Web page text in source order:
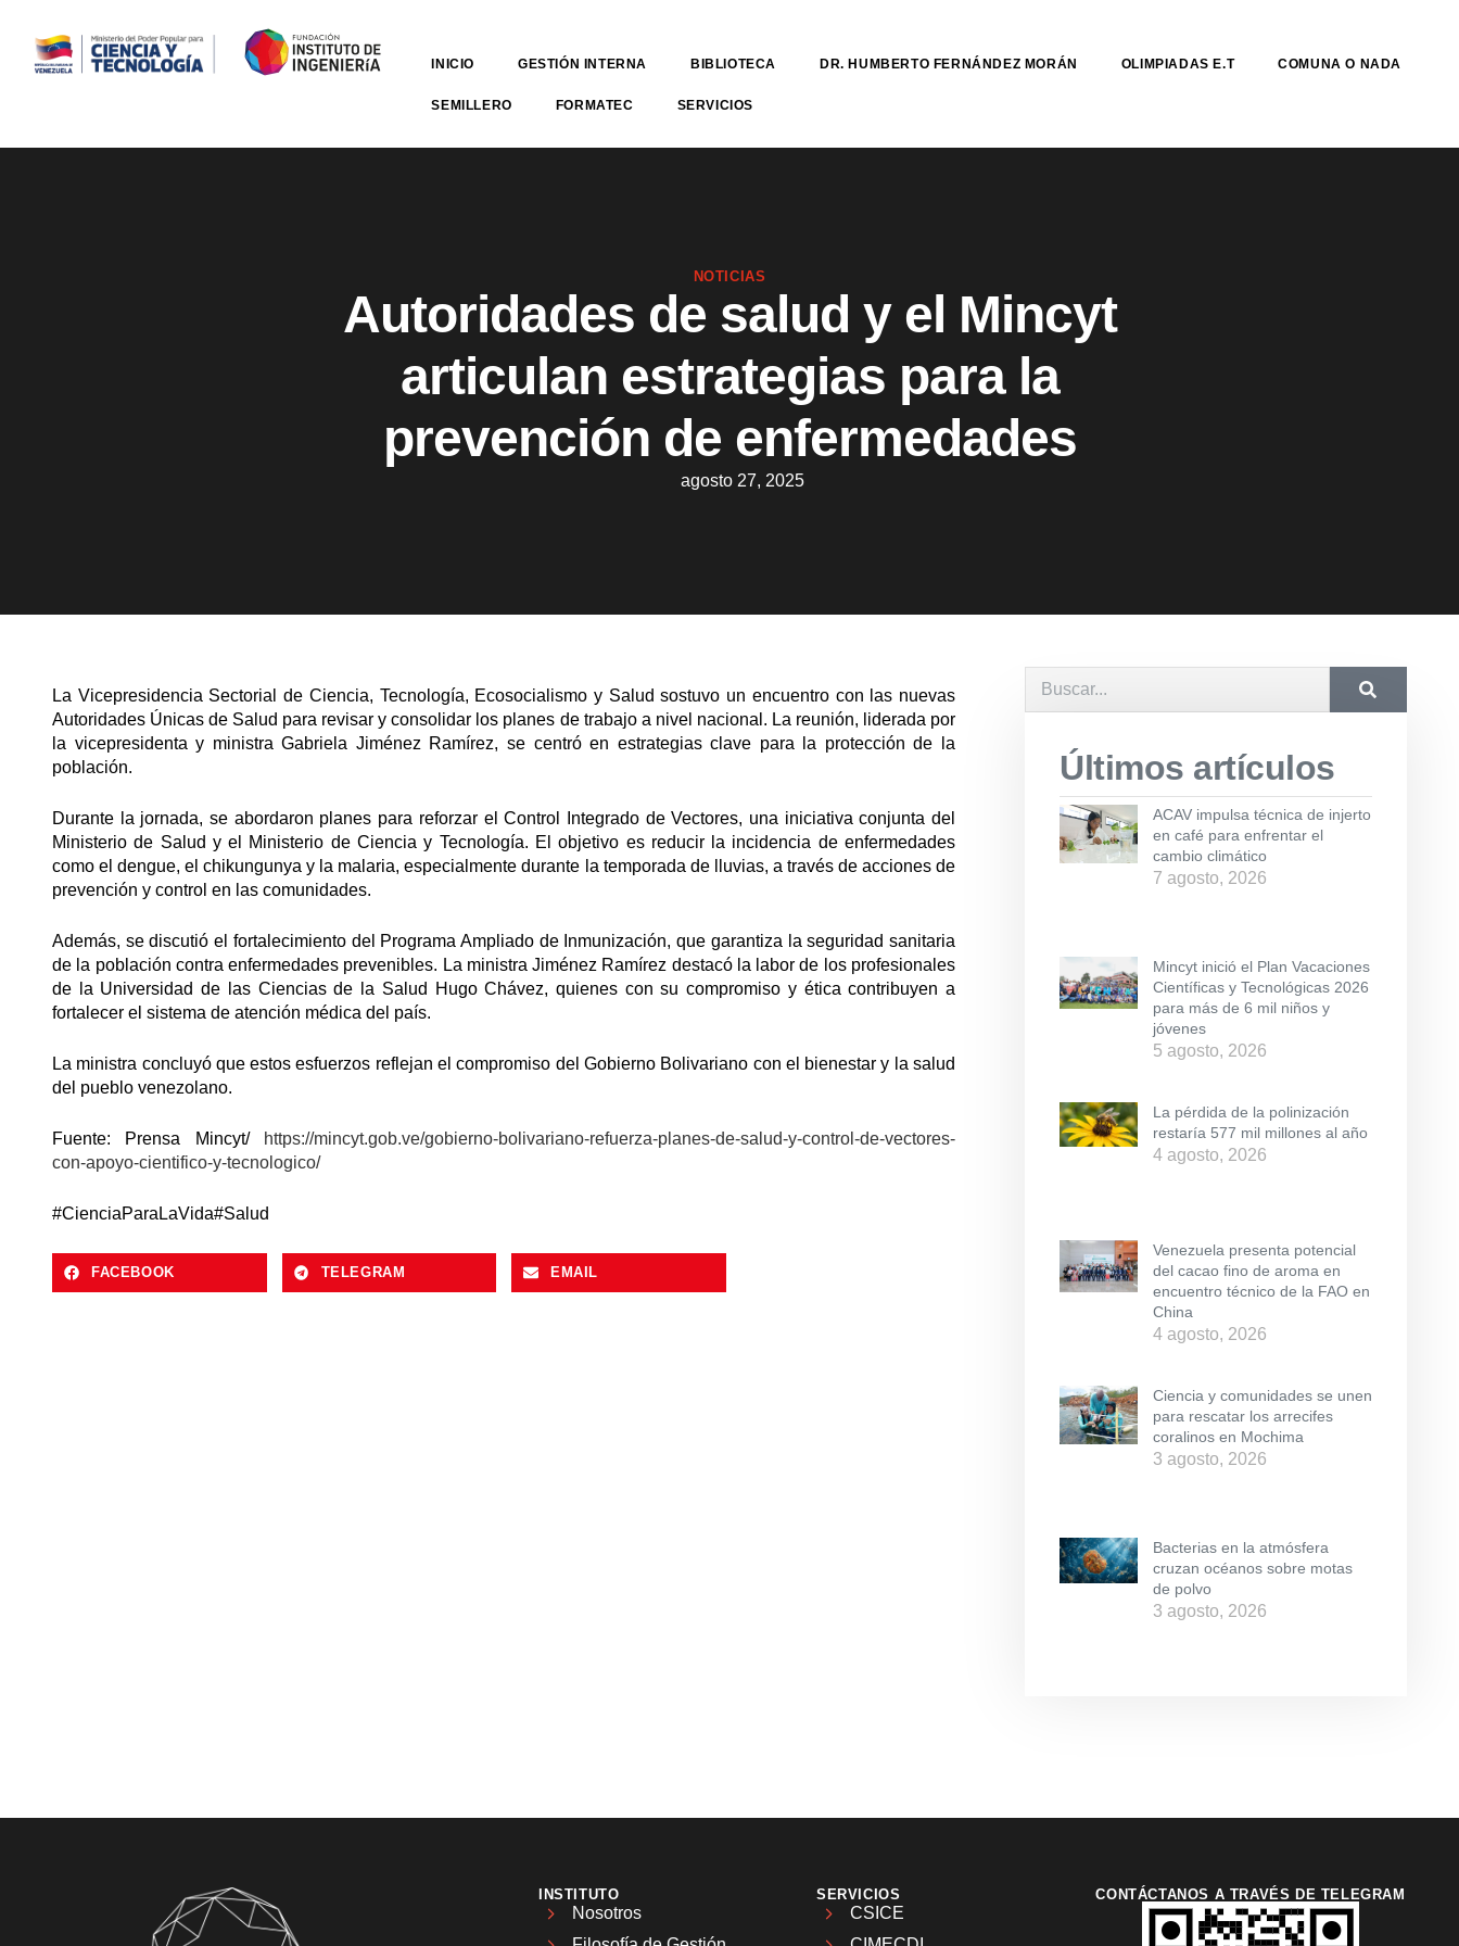
INICIO GESTIÓN INTERNA BIBLIOTECA DR. HUMBERTO FERNÁNDEZ MORÁN OLIMPIADAS E.T COMUNA O NADA
SEMILLERO FORMATEC SERVICIOS
NOTICIAS
Autoridades de salud y el Mincyt
articulan estrategias para la
prevención de enfermedades
agosto 27, 2025
La Vicepresidencia Sectorial de Ciencia, Tecnología, Ecosocialismo y Salud sostuvo un encuentro con las nuevas
Autoridades Únicas de Salud para revisar y consolidar los planes de trabajo a nivel nacional. La reunión, liderada por
la vicepresidenta y ministra Gabriela Jiménez Ramírez, se centró en estrategias clave para la protección de la
población.
Durante la jornada, se abordaron planes para reforzar el Control Integrado de Vectores, una iniciativa conjunta del
Ministerio de Salud y el Ministerio de Ciencia y Tecnología. El objetivo es reducir la incidencia de enfermedades
como el dengue, el chikungunya y la malaria, especialmente durante la temporada de lluvias, a través de acciones de
prevención y control en las comunidades.
Además, se discutió el fortalecimiento del Programa Ampliado de Inmunización, que garantiza la seguridad sanitaria
de la población contra enfermedades prevenibles. La ministra Jiménez Ramírez destacó la labor de los profesionales
de la Universidad de las Ciencias de la Salud Hugo Chávez, quienes con su compromiso y ética contribuyen a
fortalecer el sistema de atención médica del país.
La ministra concluyó que estos esfuerzos reflejan el compromiso del Gobierno Bolivariano con el bienestar y la salud
del pueblo venezolano.
Fuente: Prensa Mincyt/
https://mincyt.gob.ve/gobierno-bolivariano-refuerza-planes-de-salud-y-control-de-vectores-
con-apoyo-cientifico-y-tecnologico/
#CienciaParaLaVida#Salud
FACEBOOK TELEGRAM EMAIL
Últimos artículos
ACAV impulsa técnica de injerto
en café para enfrentar el
cambio climático
7 agosto, 2026
Mincyt inició el Plan Vacaciones
Científicas y Tecnológicas 2026
para más de 6 mil niños y
jóvenes
5 agosto, 2026
La pérdida de la polinización
restaría 577 mil millones al año
4 agosto, 2026
Venezuela presenta potencial
del cacao fino de aroma en
encuentro técnico de la FAO en
China
4 agosto, 2026
Ciencia y comunidades se unen
para rescatar los arrecifes
coralinos en Mochima
3 agosto, 2026
Bacterias en la atmósfera
cruzan océanos sobre motas
de polvo
3 agosto, 2026
INSTITUTO
Nosotros
SERVICIOS
CSICE
CONTÁCTANOS A TRAVÉS DE TELEGRAM